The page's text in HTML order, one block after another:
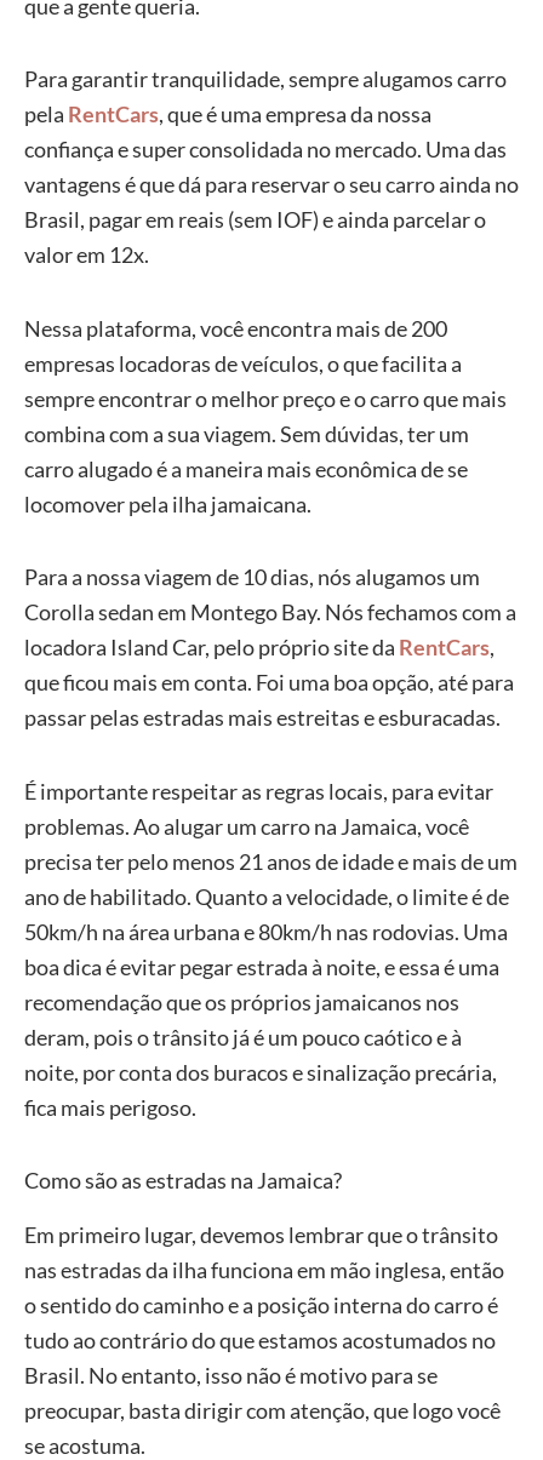
que a gente queria.
Para garantir tranquilidade, sempre alugamos carro
pela RentCars, que é uma empresa da nossa
confiança e super consolidada no mercado. Uma das
vantagens é que dá para reservar o seu carro ainda no
Brasil, pagar em reais (sem IOF) e ainda parcelar o
valor em 12x.
Nessa plataforma, você encontra mais de 200
empresas locadoras de veículos, o que facilita a
sempre encontrar o melhor preço e o carro que mais
combina com a sua viagem. Sem dúvidas, ter um
carro alugado é a maneira mais econômica de se
locomover pela ilha jamaicana.
Para a nossa viagem de 10 dias, nós alugamos um
Corolla sedan em Montego Bay. Nós fechamos com a
locadora Island Car, pelo próprio site da RentCars,
que ficou mais em conta. Foi uma boa opção, até para
passar pelas estradas mais estreitas e esburacadas.
É importante respeitar as regras locais, para evitar
problemas. Ao alugar um carro na Jamaica, você
precisa ter pelo menos 21 anos de idade e mais de um
ano de habilitado. Quanto a velocidade, o limite é de
50km/h na área urbana e 80km/h nas rodovias. Uma
boa dica é evitar pegar estrada à noite, e essa é uma
recomendação que os próprios jamaicanos nos
deram, pois o trânsito já é um pouco caótico e à
noite, por conta dos buracos e sinalização precária,
fica mais perigoso.
Como são as estradas na Jamaica?
Em primeiro lugar, devemos lembrar que o trânsito
nas estradas da ilha funciona em mão inglesa, então
o sentido do caminho e a posição interna do carro é
tudo ao contrário do que estamos acostumados no
Brasil. No entanto, isso não é motivo para se
preocupar, basta dirigir com atenção, que logo você
se acostuma.